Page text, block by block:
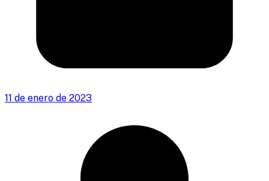
11 de enero de 2023